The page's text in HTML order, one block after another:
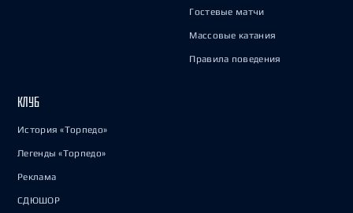
Гостевые матчи
Массовые катания
Правила поведения
КЛУБ
История «Торпедо»
Легенды «Торпедо»
Реклама
СДЮШОР